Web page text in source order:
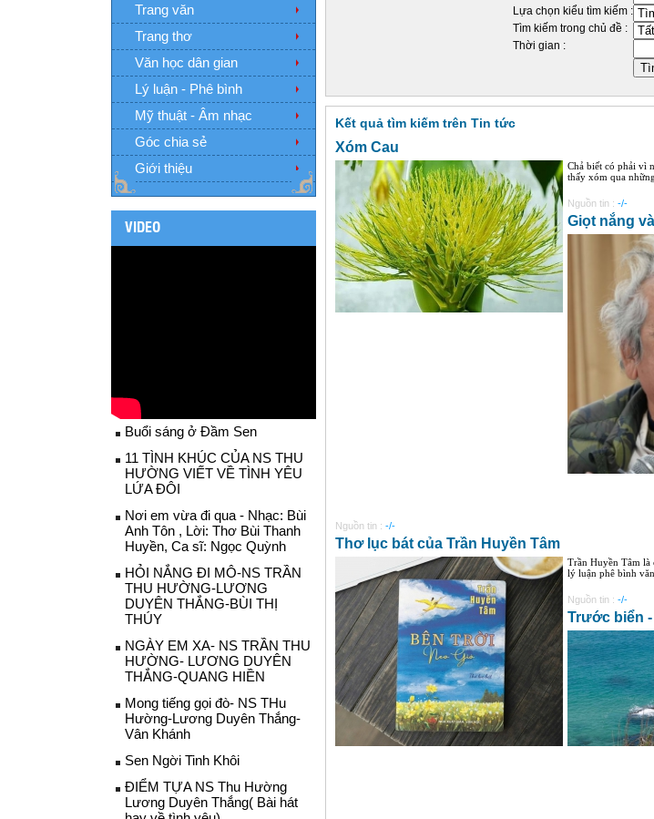
Trang văn
Trang thơ
Văn học dân gian
Lý luận - Phê bình
Mỹ thuật - Âm nhạc
Góc chia sẻ
Giới thiệu
VIDEO
Buổi sáng ở Đầm Sen
11 TÌNH KHÚC CỦA NS THU
HƯỜNG VIẾT VỀ TÌNH YÊU
LỨA ĐÔI
Nơi em vừa đi qua - Nhạc: Bùi
Anh Tôn , Lời: Thơ Bùi Thanh
Huyền, Ca sĩ: Ngọc Quỳnh
HỎI NẮNG ĐI MÔ-NS TRẦN
THU HƯỜNG-LƯƠNG
DUYÊN THẮNG-BÙI THỊ
THÚY
NGÀY EM XA- NS TRẦN THU
HƯỜNG- LƯƠNG DUYÊN
THẮNG-QUANG HIỀN
Mong tiếng gọi đò- NS THu
Hường-Lương Duyên Thắng-
Vân Khánh
Sen Ngời Tinh Khôi
ĐIỂM TỰA NS Thu Hường
Lương Duyên Thắng( Bài hát
Lựa chọn kiểu tìm kiếm :
Tìm kiếm trong chủ đề :
Thời gian :
Kết quả tìm kiếm trên Tin tức
Xóm Cau
Chả biết có phải vì
thấy xóm qua
Nguồn tin : -/-
Giọt nắng
Nguồn tin : -/-
Thơ lục bát của Trần Huyền Tâm
Trần Huyền Tâm là
lý luận phê bình
Nguồn tin : -/-
Trước biển -